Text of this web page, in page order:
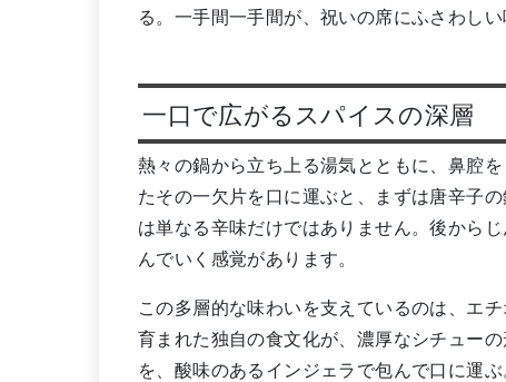
る。一手間一手間が、祝いの席にふさわし
一口で広がるスパイスの深層
熱々の鍋から立ち上る湯気とともに、鼻腔
たその一欠片を口に運ぶと、まずは唐辛子
は単なる辛味だけではありません。後から
んでいく感覚があります。
この多層的な味わいを支えているのは、エ
育まれた独自の食文化が、濃厚なシチュー
を、酸味のあるインジェラで包んで口に運